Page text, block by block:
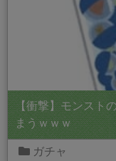
【衝撃】モンスト
まうｗｗｗ
ガチャ